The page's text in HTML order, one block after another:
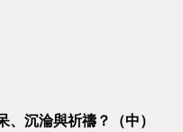
沉淪與祈禱？（中）